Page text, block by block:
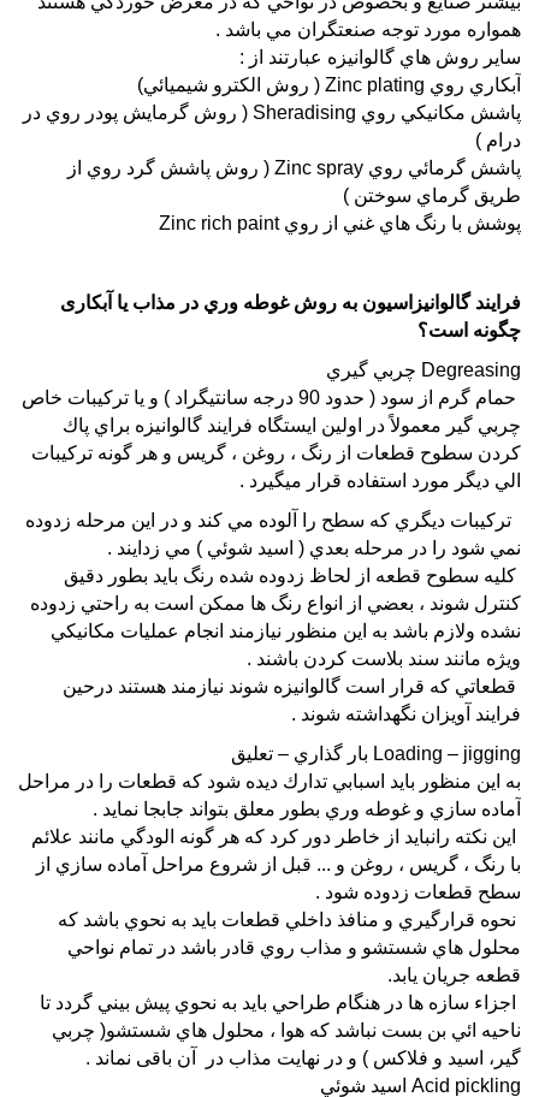
همواره مورد توجه صنعتگران مي باشد .
ساير روش هاي گالوانيزه عبارتند از :
آبكاري روي Zinc plating ( روش الكترو شيميائي)
پاشش مكانيكي روي Sheradising ( روش گرمايش پودر روي در
درام )
پاشش گرمائي روي Zinc spray ( روش پاشش گرد روي از
طريق گرماي سوختن )
پوشش با رنگ هاي غني از روي Zinc rich paint
فرايند گالوانيزاسيون به روش غوطه وري در مذاب یا آبکاری
چگونه است؟
Degreasing چربي گيري
حمام گرم از سود ( حدود 90 درجه سانتيگراد ) و يا تركيبات خاص
چربي گير معمولاً در اولين ايستگاه فرايند گالوانيزه براي پاك
كردن سطوح قطعات از رنگ ، روغن ، گريس و هر گونه تركيبات
الي ديگر مورد استفاده قرار ميگيرد .
تركيبات ديگري كه سطح را آلوده مي كند و در اين مرحله زدوده
نمي شود را در مرحله بعدي ( اسيد شوئي ) مي زدايند .
كليه سطوح قطعه از لحاظ زدوده شده رنگ بايد بطور دقيق
كنترل شوند ، بعضي از انواع رنگ ها ممكن است به راحتي زدوده
نشده ولازم باشد به اين منظور نيازمند انجام عمليات مكانيكي
ويژه مانند سند بلاست كردن باشند .
قطعاتي كه قرار است گالوانيزه شوند نيازمند هستند درحين
فرايند آويزان نگهداشته شوند .
Loading – jigging بار گذاري – تعليق
به اين منظور بايد اسبابي تدارك ديده شود كه قطعات را در مراحل
آماده سازي و غوطه وري بطور معلق بتواند جابجا نمايد .
اين نكته رانبايد از خاطر دور كرد كه هر گونه الودگي مانند علائم
با رنگ ، گريس ، روغن و ... قبل از شروع مراحل آماده سازي از
سطح قطعات زدوده شود .
نحوه قرارگيري و منافذ داخلي قطعات بايد به نحوي باشد كه
محلول هاي شستشو و مذاب روي قادر باشد در تمام نواحي
قطعه جريان يابد.
اجزاء سازه ها در هنگام طراحي بايد به نحوي پيش بيني گردد تا
ناحيه ائي بن بست نباشد که هوا ، محلول هاي شستشو( چربي
گير، اسيد و فلاكس ) و در نهايت مذاب در آن باقی نماند .
Acid pickling اسيد شوئي